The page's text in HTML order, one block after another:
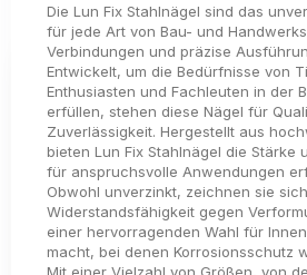
Die Lun Fix Stahlnägel sind das
für jede Art von Bau- und
Verbindungen und präzise
Entwickelt, um die Bedürfnisse von
Enthusiasten und Fachleuten in der
erfüllen, stehen diese Nägel für
Zuverlässigkeit. Hergestellt aus
bieten Lun Fix Stahlnägel die Stärke
für anspruchsvolle Anwendungen
Obwohl unverzinkt, zeichnen sie
Widerstandsfähigkeit gegen
einer hervorragenden Wahl für
macht, bei denen Korrosionsschutz